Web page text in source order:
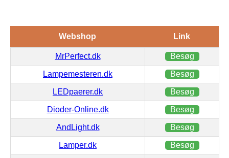
Webshop Link
MrPerfect.dk Besøg
Lampemesteren.dk Besøg
LEDpaerer.dk Besøg
Dioder-Online.dk Besøg
AndLight.dk Besøg
Lamper.dk Besøg